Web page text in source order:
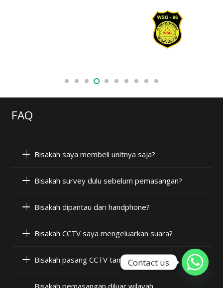
FAQ
Bisakah saya membeli unitnya saja?
Bisakah survey dulu sebelum pemasangan?
Bisakah dipantau dari handphone?
Bisakah CCTV saya mengeluarkan suara?
Bisakah pasang CCTV tanpa internet?
Bisakah pemasangan diluar wilayah
Contact us